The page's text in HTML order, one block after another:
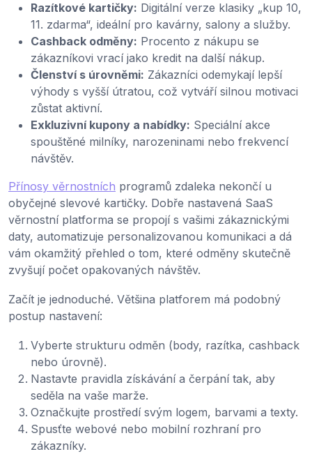
Razítkové kartičky: Digitální verze klasiky „kup 10,
11. zdarma“, ideální pro kavárny, salony a služby.
Cashback odměny: Procento z nákupu se
zákazníkovi vrací jako kredit na další nákup.
Členství s úrovněmi: Zákazníci odemykají lepší
výhody s vyšší útratou, což vytváří silnou motivaci
zůstat aktivní.
Exkluzivní kupony a nabídky: Speciální akce
spouštěné milníky, narozeninami nebo frekvencí
návštěv.
Přínosy věrnostních programů zdaleka nekončí u
obyčejné slevové kartičky. Dobře nastavená SaaS
věrnostní platforma se propojí s vašimi zákaznickými
daty, automatizuje personalizovanou komunikaci a dá
vám okamžitý přehled o tom, které odměny skutečně
zvyšují počet opakovaných návštěv.
Začít je jednoduché. Většina platforem má podobný
postup nastavení:
Vyberte strukturu odměn (body, razítka, cashback
nebo úrovně).
Nastavte pravidla získávání a čerpání tak, aby
seděla na vaše marže.
Označkujte prostředí svým logem, barvami a texty.
Spusťte webové nebo mobilní rozhraní pro
zákazníky.